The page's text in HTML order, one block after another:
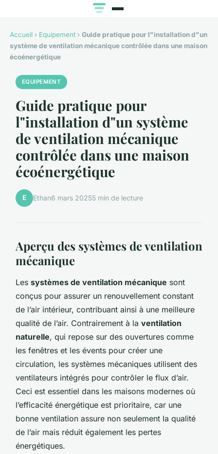
Accueil › Equipement › Guide pratique pour l"installation d"un
système de ventilation mécanique contrôlée dans une maison
écoénergétique
EQUIPEMENT
Guide pratique pour
l"installation d"un système
de ventilation mécanique
contrôlée dans une maison
écoénergétique
E Ethan6 mars 20255 min de lecture
Aperçu des systèmes de ventilation
mécanique
Les systèmes de ventilation mécanique sont
conçus pour assurer un renouvellement constant
de l’air intérieur, contribuant ainsi à une meilleure
qualité de l’air. Contrairement à la ventilation
naturelle, qui repose sur des ouvertures comme
les fenêtres et les évents pour créer une
circulation, les systèmes mécaniques utilisent des
ventilateurs intégrés pour contrôler le flux d’air.
Ceci est essentiel dans les maisons modernes où
l’efficacité énergétique est prioritaire, car une
bonne ventilation assure non seulement la qualité
de l’air mais réduit également les pertes
énergétiques.